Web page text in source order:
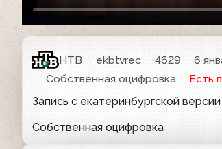
НТВ ekbtvrec 4629 6
Собственная оцифровка
Есть
Запись с екатеринбургской
Собственная оцифровка